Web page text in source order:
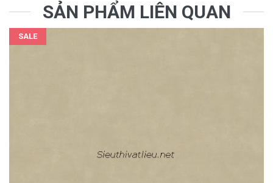
SẢN PHẨM LIÊN QUAN
SALE